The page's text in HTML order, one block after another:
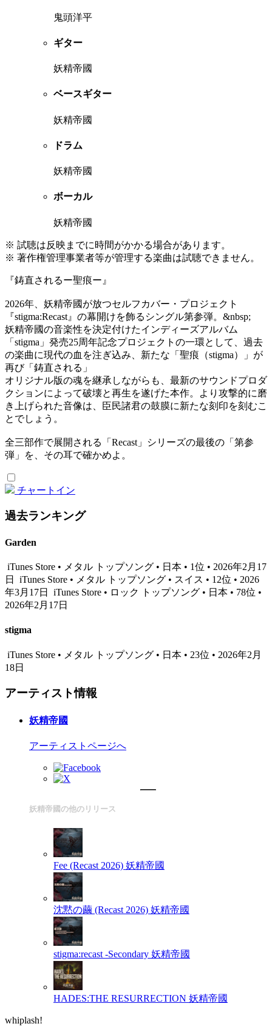
鬼頭洋平
ギター
妖精帝國
ベースギター
妖精帝國
ドラム
妖精帝國
ボーカル
妖精帝國
※ 試聴は反映までに時間がかかる場合があります。
※ 著作権管理事業者等が管理する楽曲は試聴できません。
『鋳直されるー聖痕ー』
2026年、妖精帝國が放つセルフカバー・プロジェクト
『stigma:Recast』の幕開けを飾るシングル第参弾。&nbsp;
妖精帝國の音楽性を決定付けたインディーズアルバム
「stigma」発売25周年記念プロジェクトの一環として、過去
の楽曲に現代の血を注ぎ込み、新たな「聖痕（stigma）」が
再び「鋳直される」
オリジナル版の魂を継承しながらも、最新のサウンドプロダ
クションによって破壊と再生を遂げた本作。より攻撃的に磨
き上げられた音像は、臣民諸君の鼓膜に新たな刻印を刻むこ
とでしょう。
全三部作で展開される「Recast」シリーズの最後の「第参
弾」を、その耳で確かめよ。
チャートイン
過去ランキング
Garden
iTunes Store • メタル トップソング • 日本 • 1位 • 2026年2月17
日
iTunes Store • メタル トップソング • スイス • 12位 • 2026
年3月17日
iTunes Store • ロック トップソング • 日本 • 78位 •
2026年2月17日
stigma
iTunes Store • メタル トップソング • 日本 • 23位 • 2026年2月
18日
アーティスト情報
妖精帝國
アーティストページへ
妖精帝國の他のリリース
Fee (Recast 2026) 妖精帝國
沈黙の繭 (Recast 2026) 妖精帝國
stigma:recast -Secondary 妖精帝國
HADES:THE RESURRECTION 妖精帝國
whiplash!